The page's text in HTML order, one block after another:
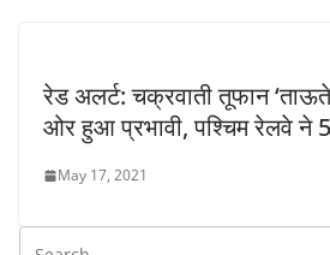
रेड अलर्ट: चक्रवाती तूफान
ओर हुआ प्रभावी, पश्चिम रेलवे ने
May 17, 2021